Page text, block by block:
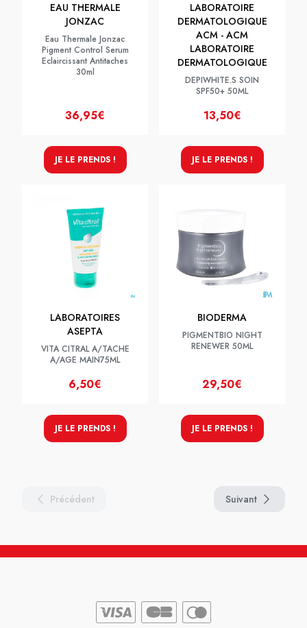
EAU THERMALE
JONZAC
Eau Thermale Jonzac
Pigment Control Serum
Eclaircissant Antitaches
30ml
36,95€
JE LE PRENDS !
LABORATOIRE
DERMATOLOGIQUE
ACM - ACM
LABORATOIRE
DERMATOLOGIQUE
DEPIWHITE.S SOIN
SPF50+ 50ML
13,50€
JE LE PRENDS !
LABORATOIRES
ASEPTA
VITA CITRAL A/TACHE
A/AGE MAIN75ML
6,50€
JE LE PRENDS !
BIODERMA
PIGMENTBIO NIGHT
RENEWER 50ML
29,50€
JE LE PRENDS !
Précédent Suivant